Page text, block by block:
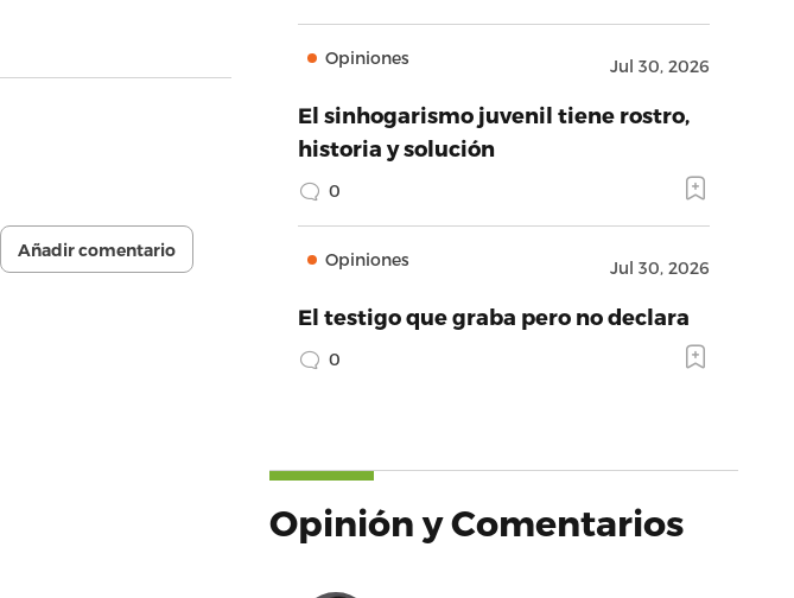
Añadir comentario
Opiniones Jul 30, 2026
El sinhogarismo juvenil tiene rostro,
historia y solución
0
Opiniones Jul 30, 2026
El testigo que graba pero no declara
0
Opinión y Comentarios